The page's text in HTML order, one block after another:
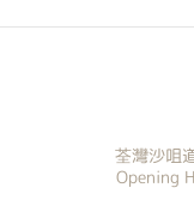
荃灣沙咀
Opening